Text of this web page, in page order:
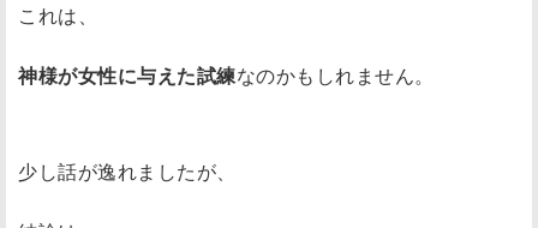
これは、
神様が女性に与えた試練なのかもしれません。
少し話が逸れましたが、